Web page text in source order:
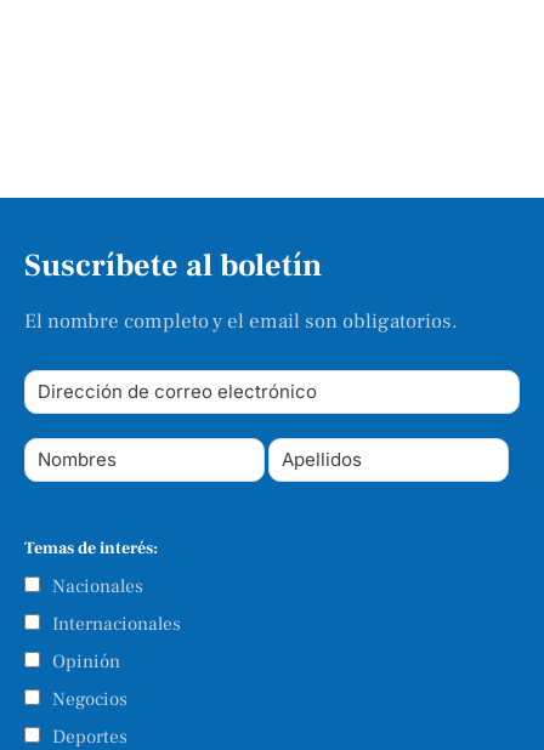
Suscríbete al boletín
El nombre completo y el email son obligatorios.
Temas de interés:
Nacionales
Internacionales
Opinión
Negocios
Deportes